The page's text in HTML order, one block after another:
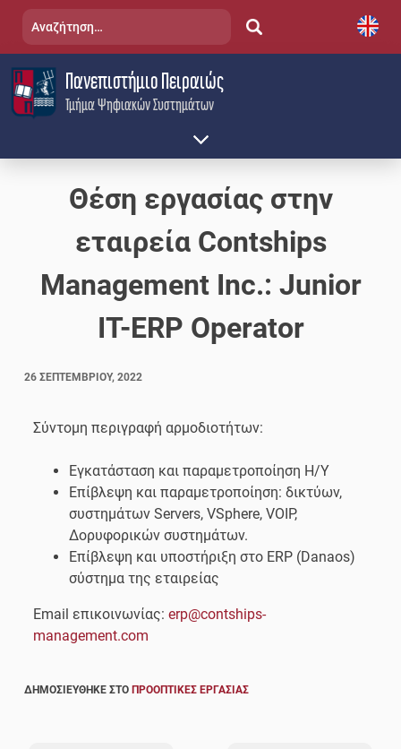
content
Τμήμα Ψηφιακών Συστημάτων
Πανεπιστήμιο Πειραιώς
Αναζήτηση
Θέση εργασίας στην
εταιρεία Contships
Management Inc.: Junior
IT-ERP Operator
26 ΣΕΠΤΕΜΒΡΊΟΥ, 2022
Σύντομη περιγραφή αρμοδιοτήτων:
Εγκατάσταση και παραμετροποίηση Η/Υ
Επίβλεψη και παραμετροποίηση: δικτύων,
συστημάτων Servers, VSphere, VOIP,
Δορυφορικών συστημάτων.
Επίβλεψη και υποστήριξη στο ERP (Danaos)
σύστημα της εταιρείας
Email επικοινωνίας:erp@contships-
management.com
ΔΗΜΟΣΙΕΎΘΗΚΕ ΣΤΟΠΡΟΟΠΤΙΚΈΣ ΕΡΓΑΣΊΑΣ